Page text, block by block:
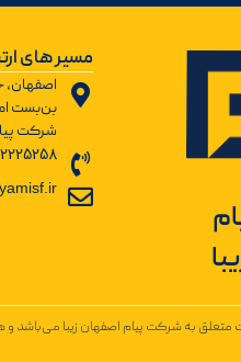
مسیر های
اصفهان،
بن‌بست
شرکت
به شرکت پیام اصفهان زیبا می‌باشد و